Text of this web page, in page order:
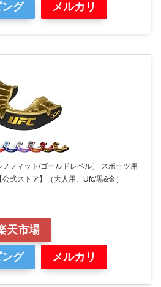
グ メルカリ
フィット/ゴールドレベル］ スポーツ用
式ストア】（大人用、Ufc/黒&金）
天市場
グ メルカリ